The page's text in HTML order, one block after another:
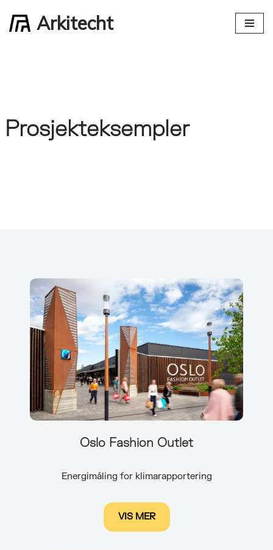
Hopp Arkitecht
Prosjekteksempler
Oslo Fashion Outlet
Energimåling for klimarapportering
VIS MER